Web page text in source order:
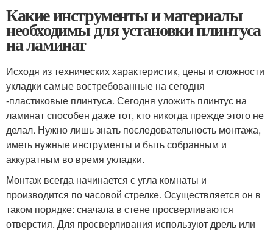
Какие инструменты и материалы
необходимы для установки плинтуса
на ламинат
Исходя из технических характеристик, цены и сложности
укладки самые востребованные на сегодня
-пластиковые плинтуса. Сегодня уложить плинтус на
ламинат способен даже тот, кто никогда прежде этого не
делал. Нужно лишь знать последовательность монтажа,
иметь нужные инструменты и быть собранным и
аккуратным во время укладки.
Монтаж всегда начинается с угла комнаты и
производится по часовой стрелке. Осуществляется он в
таком порядке: сначала в стене просверливаются
отверстия. Для просверливания используют дрель или